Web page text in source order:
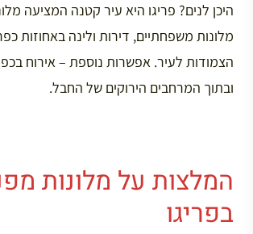
היכן לנים? פריגו היא עיר קטנה המציעה
מלונות משפחתיים, דירות ולינה באחוזות
הצמודות לעיר. אפשרות נוספת – אירוח
ובתוך המרחבים הירוקים של החבל.
המלצות על מלונות
בפריגו